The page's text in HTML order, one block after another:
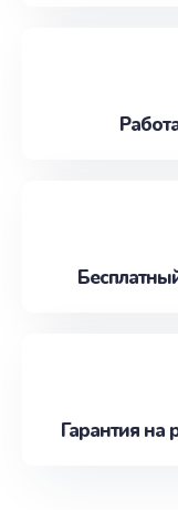
Гарантия на